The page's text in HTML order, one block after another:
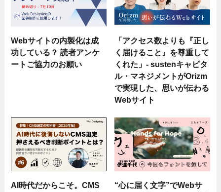
Webサイトの内製化は成
功している？ 読者アンケ
ートご協力のお願い
「アクセス数よりも『正し
く届けること』を尊重して
くれた」- sustenキャピタ
ル・マネジメントがOrizm
で実現した、思いが伝わる
Webサイト
AI時代だからこそ。CMS
“心に届く文字”でWebサ